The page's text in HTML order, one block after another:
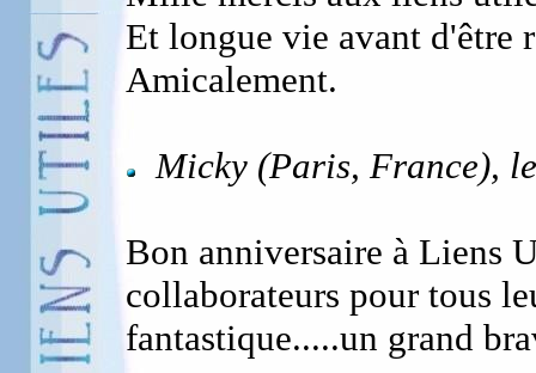
Et longue vie avant d'être
Amicalement.
Micky (Paris, France),
Bon anniversaire à Liens
collaborateurs pour tous
fantastique.....un grand